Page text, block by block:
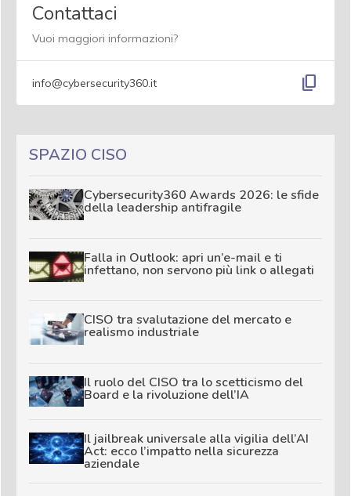
Contattaci
Vuoi maggiori informazioni?
info@cybersecurity360.it content_copy
SPAZIO CISO
Cybersecurity360 Awards 2026: le sfide
della leadership antifragile
Falla in Outlook: apri un’e-mail e ti
infettano, non servono più link o allegati
CISO tra svalutazione del mercato e
realismo industriale
Il ruolo del CISO tra lo scetticismo del
Board e la rivoluzione dell’IA
Il jailbreak universale alla vigilia dell’AI
Act: ecco l’impatto nella sicurezza
aziendale